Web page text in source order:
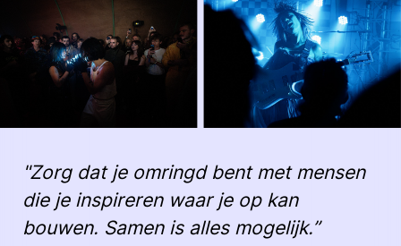
"Zorg dat je omringd bent met mensen
die je inspireren waar je op kan
bouwen. Samen is alles mogelijk.”